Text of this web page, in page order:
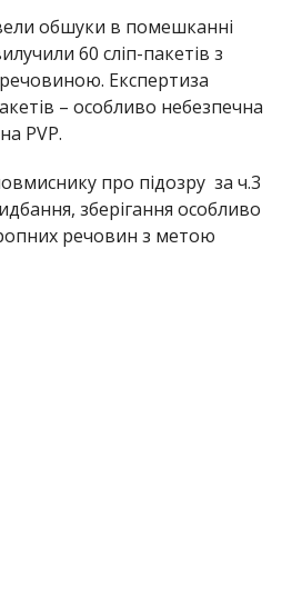
обшуки в помешканні
60 сліп-пакетів з
Експертиза
– особливо небезпечна
PVP.
про підозру за ч.3
зберігання особливо
речовин з метою